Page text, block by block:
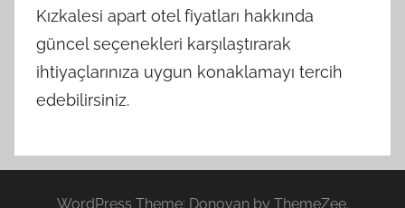
Kızkalesi apart otel fiyatları hakkında
güncel seçenekleri karşılaştırarak
ihtiyaçlarınıza uygun konaklamayı tercih
edebilirsiniz.
WordPress Theme: Donovan by ThemeZee.